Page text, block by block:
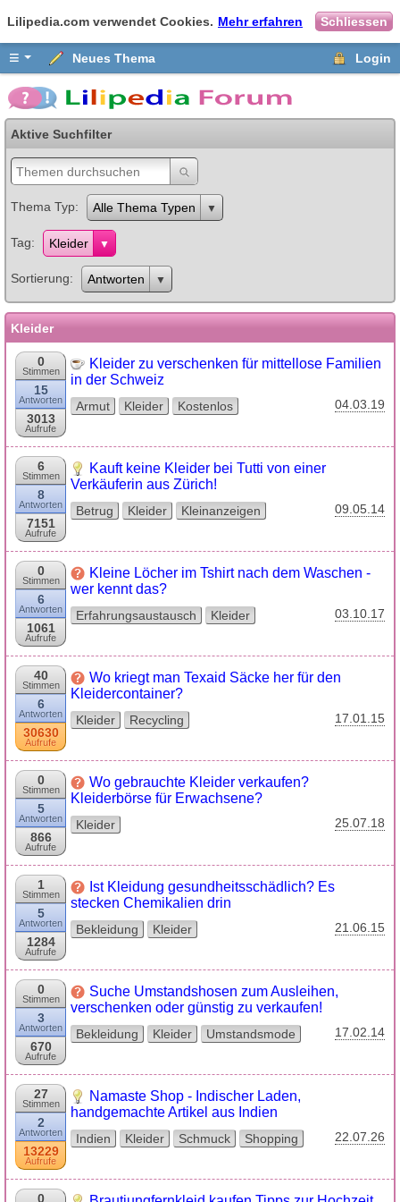
Lilipedia.com verwendet Cookies. Mehr erfahren Schliessen
≡ Neues Thema Login
Aktive Suchfilter
Thema Typ Alle Thema Typen
Tag Kleider
Sortierung Antworten
Kleider
0
Stimmen
15
Antworten
3013
Aufrufe
Kleider zu verschenken für mittellose Familien
in der Schweiz
Armut Kleider Kostenlos 04.03.19
6
Stimmen
8
Antworten
7151
Aufrufe
Kauft keine Kleider bei Tutti von einer
Verkäuferin aus Zürich!
Betrug Kleider Kleinanzeigen 09.05.14
0
Stimmen
6
Antworten
1061
Aufrufe
Kleine Löcher im Tshirt nach dem Waschen -
wer kennt das?
Erfahrungsaustausch Kleider 03.10.17
40
Stimmen
6
Antworten
30630
Aufrufe
Wo kriegt man Texaid Säcke her für den
Kleidercontainer?
Kleider Recycling 17.01.15
0
Stimmen
5
Antworten
866
Aufrufe
Wo gebrauchte Kleider verkaufen?
Kleiderbörse für Erwachsene?
Kleider 25.07.18
1
Stimmen
5
Antworten
1284
Aufrufe
Ist Kleidung gesundheitsschädlich? Es
stecken Chemikalien drin
Bekleidung Kleider 21.06.15
0
Stimmen
3
Antworten
670
Aufrufe
Suche Umstandshosen zum Ausleihen,
verschenken oder günstig zu verkaufen!
Bekleidung Kleider Umstandsmode 17.02.14
27
Stimmen
2
Antworten
13229
Aufrufe
Namaste Shop - Indischer Laden,
handgemachte Artikel aus Indien
Indien Kleider Schmuck Shopping 22.07.26
0